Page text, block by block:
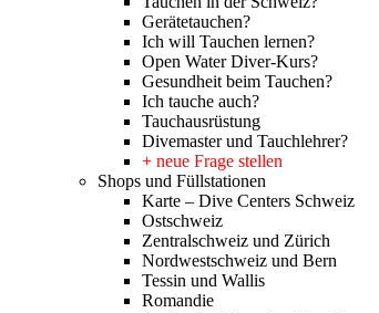
Gerätetauchen?
Ich will Tauchen lernen?
Open Water Diver-Kurs?
Gesundheit beim Tauchen?
Ich tauche auch?
Tauchausrüstung
Divemaster und Tauchlehrer?
+ neue Frage stellen
Shops und Füllstationen
Karte – Dive Centers Schweiz
Ostschweiz
Zentralschweiz und Zürich
Nordwestschweiz und Bern
Tessin und Wallis
Romandie